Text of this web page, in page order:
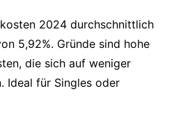
2024 durchschnittlich
5,92%. Gründe sind hohe
die sich auf weniger
Ideal für Singles oder